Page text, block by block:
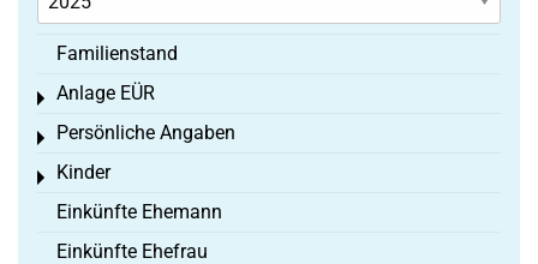
Familienstand
Anlage EÜR
Toggle menu
Persönliche Angaben
Toggle menu
Kinder
Toggle menu
Einkünfte Ehemann
Einkünfte Ehefrau